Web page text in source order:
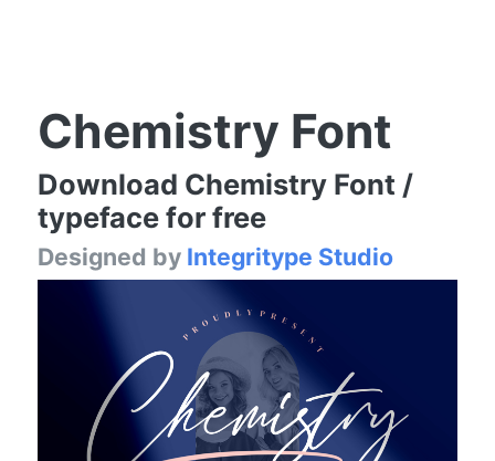
Chemistry Font
Download Chemistry Font /
typeface for free
Designed by Integritype Studio